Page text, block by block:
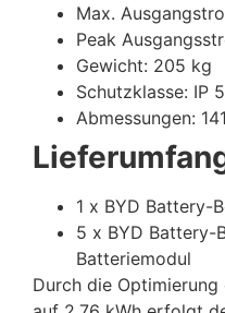
Max.
Peak
Gewicht: 205 kg
Schutzklasse: IP
Abmessungen:
1 x BYD Battery-
5 x BYD Battery-
Batteriemodul
Durch die